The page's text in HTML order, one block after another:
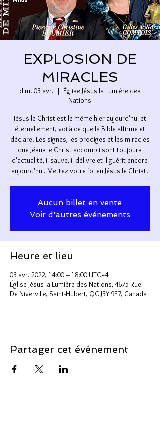
EXPLOSION DE
MIRACLES
dim. 03 avr.
  |
Église Jésus la Lumière des
Nations
Jésus le Christ est le même hier aujourd'hui et
éternellement, voilà ce que la Bible affirme et
déclare. Les signes, les prodiges et les miracles
que Jésus le Christ accompli sont toujours
d'actualité, il sauve, il délivre et il guérit encore
aujourd'hui. Mettez votre foi en Jésus le Christ.
Aucun billet en vente
Voir d'autres événements
Heure et lieu
03 avr. 2022, 14:00 – 18:00 UTC−4
Église Jésus la Lumière des Nations, 4675 Rue
De Niverville, Saint-Hubert, QC J3Y 9E7, Canada
Partager cet événement